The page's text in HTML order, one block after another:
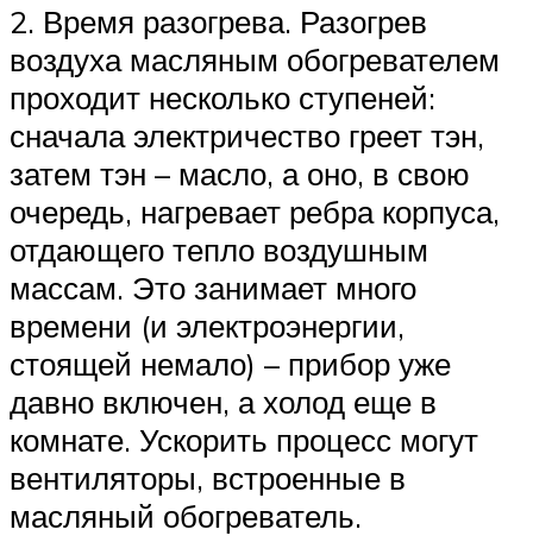
2. Время разогрева. Разогрев
воздуха масляным обогревателем
проходит несколько ступеней:
сначала электричество греет тэн,
затем тэн – масло, а оно, в свою
очередь, нагревает ребра корпуса,
отдающего тепло воздушным
массам. Это занимает много
времени (и электроэнергии,
стоящей немало) – прибор уже
давно включен, а холод еще в
комнате. Ускорить процесс могут
вентиляторы, встроенные в
масляный обогреватель.